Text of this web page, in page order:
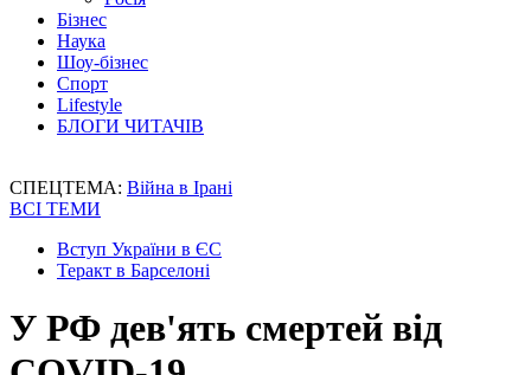
Бізнес
Наука
Шоу-бізнес
Спорт
Lifestyle
БЛОГИ ЧИТАЧІВ
СПЕЦТЕМА: Війна в Ірані
ВСІ ТЕМИ
Вступ України в ЄС
Теракт в Барселоні
У РФ дев'ять смертей від